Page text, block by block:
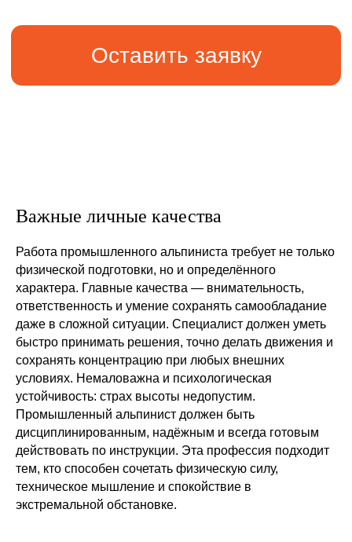
Важные личные качества
Работа промышленного альпиниста требует не только
физической подготовки, но и определённого
характера. Главные качества — внимательность,
ответственность и умение сохранять самообладание
даже в сложной ситуации. Специалист должен уметь
быстро принимать решения, точно делать движения и
сохранять концентрацию при любых внешних
условиях. Немаловажна и психологическая
устойчивость: страх высоты недопустим.
Промышленный альпинист должен быть
дисциплинированным, надёжным и всегда готовым
действовать по инструкции. Эта профессия подходит
тем, кто способен сочетать физическую силу,
техническое мышление и спокойствие в
экстремальной обстановке.